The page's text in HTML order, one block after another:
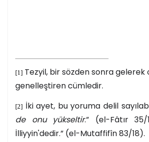
[1] Tezyil, bir sözden sonra
genelleştiren cümledir.
[2] İki ayet, bu yoruma delil
de onu yükseltir.” (el-Fâtır 35/
İlliyyin'dedir.” (el-Mutaffifîn 83/18).